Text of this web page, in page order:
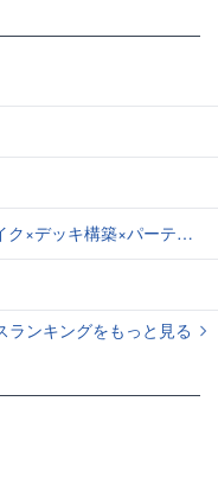
RPGの「Chrono Ark」を遊んでみた
ランキングをもっと見る